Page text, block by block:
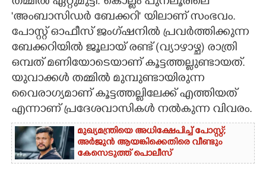
ZOOM
CONTACT US
'അംബാസിഡര്‍ ബേക്കറി' യിലാണ് സംഭവം.
പോസ്റ്റ് ഓഫീസ് ജംഗ്ഷനില്‍ പ്രവര്‍ത്തിക്കുന്ന
ബേക്കറിയില്‍ ജൂലായ് രണ്ട് (വ്യാഴാഴ്ച) രാത്രി
ഒമ്പത് മണിയോടെയാണ് കൂട്ടത്തല്ലുണ്ടായത്.
യുവാക്കള്‍ തമ്മില്‍ മുമ്പുണ്ടായിരുന്ന
വൈരാഗ്യമാണ് കൂട്ടത്തല്ലിലേക്ക് എത്തിയത്
എന്നാണ് പ്രദേശവാസികള്‍ നല്‍കുന്ന വിവരം.
മുഖ്യമന്ത്രിയെ അധിക്ഷേപിച്ച് പോസ്റ്റ്;
അർജുൻ ആയങ്കിക്കെതിരെ വീണ്ടും
കേസെടുത്ത് പൊലീസ്